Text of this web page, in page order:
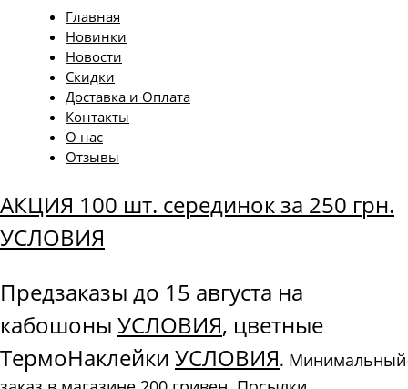
Главная
Новинки
Новости
Скидки
Доставка и Оплата
Контакты
О нас
Отзывы
АКЦИЯ 100 шт. серединок за 250 грн.
УСЛОВИЯ
Предзаказы до 15 августа на
кабошоны УСЛОВИЯ, цветные
ТермоНаклейки УСЛОВИЯ. Минимальный